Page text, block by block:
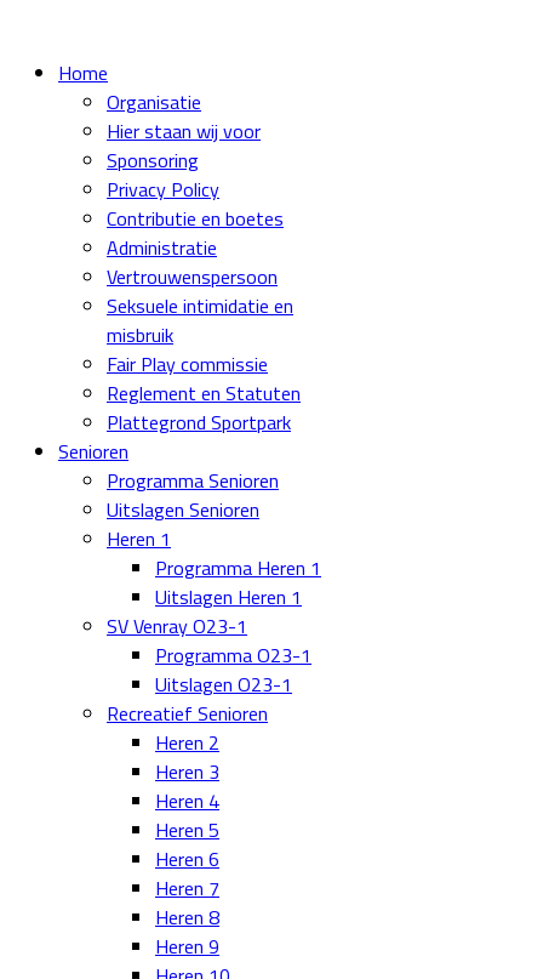
Home
Organisatie
Hier staan wij voor
Sponsoring
Privacy Policy
Contributie en boetes
Administratie
Vertrouwenspersoon
Seksuele intimidatie en
misbruik
Fair Play commissie
Reglement en Statuten
Plattegrond Sportpark
Senioren
Programma Senioren
Uitslagen Senioren
Heren 1
Programma Heren 1
Uitslagen Heren 1
SV Venray O23-1
Programma O23-1
Uitslagen O23-1
Recreatief Senioren
Heren 2
Heren 3
Heren 4
Heren 5
Heren 6
Heren 7
Heren 8
Heren 9